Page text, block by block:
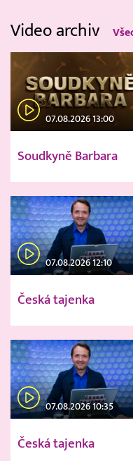
Video archiv
07.08.2026 13:00
Soudkyně Barbara
07.08.2026 12:10
Česká tajenka
07.08.2026 10:35
Česká tajenka